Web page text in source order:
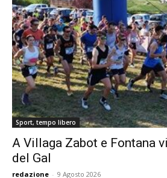
Sport, tempo libero
A Villaga Zabot e Fontana
del Gal
redazione - 9 Agosto 2026